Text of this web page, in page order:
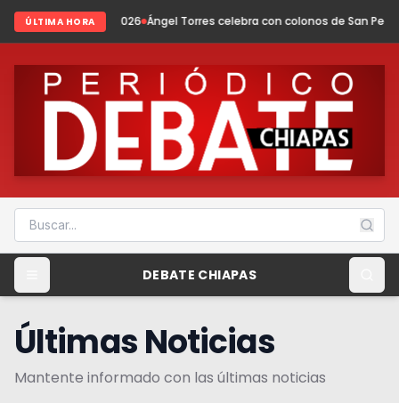
ÚLTIMA HORA
2026 Ángel Torres celebra con colonos de San Pedro San Cayetano
DEBATE CHIAPAS
Últimas Noticias
Mantente informado con las últimas noticias